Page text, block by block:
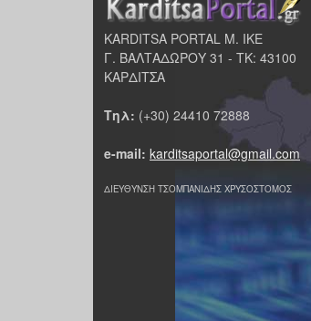
KARDITSA PORTAL Μ. ΙΚΕ
Γ. ΒΑΛΤΑΔΩΡΟΥ 31 - ΤΚ: 43100
ΚΑΡΔΙΤΣΑ
Τηλ: (+30) 24410 72888
e-mail: karditsaportal@gmail.com
ΔΙΕΥΘΥΝΣΗ ΤΣΟΜΠΑΝΙΔΗΣ ΧΡΥΣΟΣΤΟΜΟΣ